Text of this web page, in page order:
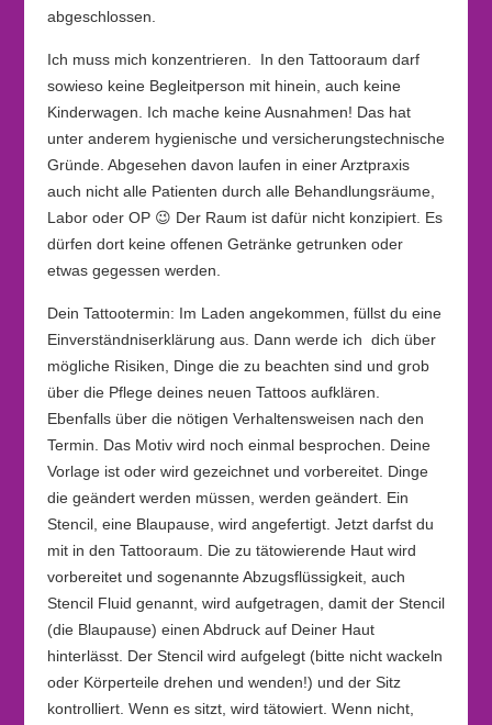
abgeschlossen.
Ich muss mich konzentrieren. In den Tattooraum darf
sowieso keine Begleitperson mit hinein, auch keine
Kinderwagen. Ich mache keine Ausnahmen! Das hat
unter anderem hygienische und versicherungstechnische
Gründe. Abgesehen davon laufen in einer Arztpraxis
auch nicht alle Patienten durch alle Behandlungsräume,
Labor oder OP 😉 Der Raum ist dafür nicht konzipiert. Es
dürfen dort keine offenen Getränke getrunken oder
etwas gegessen werden.
Dein Tattootermin: Im Laden angekommen, füllst du eine
Einverständniserklärung aus. Dann werde ich dich über
mögliche Risiken, Dinge die zu beachten sind und grob
über die Pflege deines neuen Tattoos aufklären.
Ebenfalls über die nötigen Verhaltensweisen nach den
Termin. Das Motiv wird noch einmal besprochen. Deine
Vorlage ist oder wird gezeichnet und vorbereitet. Dinge
die geändert werden müssen, werden geändert. Ein
Stencil, eine Blaupause, wird angefertigt. Jetzt darfst du
mit in den Tattooraum. Die zu tätowierende Haut wird
vorbereitet und sogenannte Abzugsflüssigkeit, auch
Stencil Fluid genannt, wird aufgetragen, damit der Stencil
(die Blaupause) einen Abdruck auf Deiner Haut
hinterlässt. Der Stencil wird aufgelegt (bitte nicht wackeln
oder Körperteile drehen und wenden!) und der Sitz
kontrolliert. Wenn es sitzt, wird tätowiert. Wenn nicht,